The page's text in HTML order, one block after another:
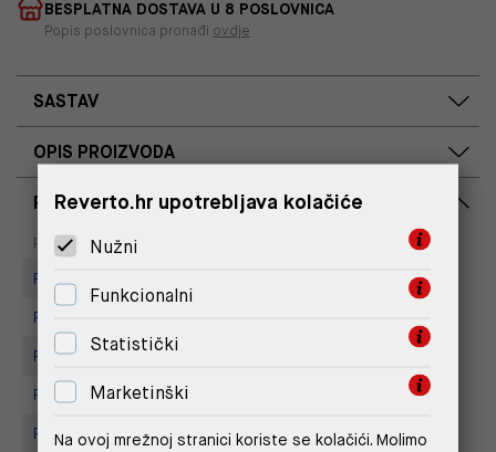
BESPLATNA DOSTAVA U 8 POSLOVNICA
Popis poslovnica pronađi ovdje
SASTAV
OPIS PROIZVODA
RASPOLOŽIVOST PO POSLOVNICAMA
Poslovnica
Na upit
Replay Store, Joker Centar
Replay store, Arena centar
Replay Store, City Center One
Replay Store, Mall of Split
Replay store, Tower Centar
Reverto.hr upotrebljava kolačiće
Nužni
Funkcionalni
Statistički
Marketinški
Na ovoj mrežnoj stranici koriste se kolačići. Molimo